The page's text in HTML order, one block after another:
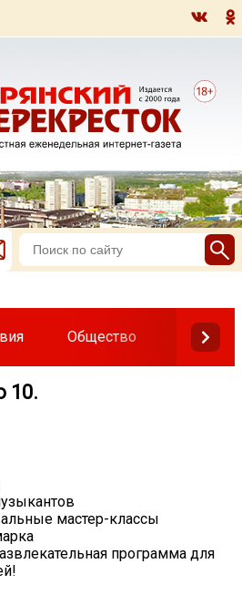
Общество Власть
10.
мастер-классы
программа для